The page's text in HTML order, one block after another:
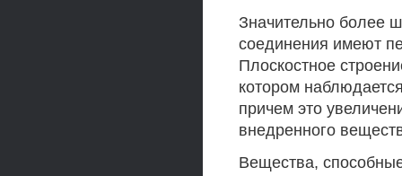
Значительно более
соединения имеют
Плоскостное
котором
причем это
внедренного
Вещества,